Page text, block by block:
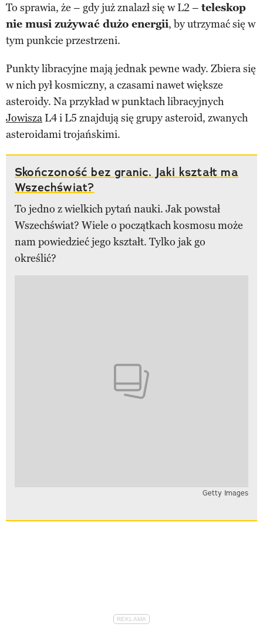
To sprawia, że – gdy już znalazł się w L2 – teleskop
nie musi zużywać dużo energii, by utrzymać się w
tym punkcie przestrzeni.
Punkty libracyjne mają jednak pewne wady. Zbiera się
w nich pył kosmiczny, a czasami nawet większe
asteroidy. Na przykład w punktach libracyjnych
Jowisza L4 i L5 znajdują się grupy asteroid, zwanych
asteroidami trojańskimi.
Skończoność bez granic. Jaki kształt ma
Wszechświat?
To jedno z wielkich pytań nauki. Jak powstał
Wszechświat? Wiele o początkach kosmosu może
nam powiedzieć jego kształt. Tylko jak go
określić?
Getty Images